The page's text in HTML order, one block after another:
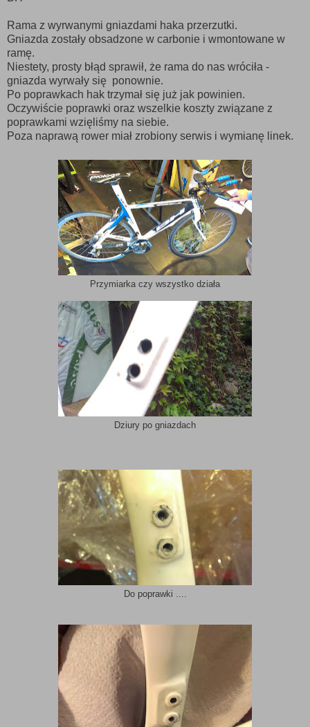
Rama z wyrwanymi gniazdami haka przerzutki.
Gniazda zostały obsadzone w carbonie i wmontowane w
ramę.
Niestety, prosty błąd sprawił, że rama do nas wróciła -
gniazda wyrwały się ponownie.
Po poprawkach hak trzymał się już jak powinien.
Oczywiście poprawki oraz wszelkie koszty związane z
poprawkami wzięliśmy na siebie.
Poza naprawą rower miał zrobiony serwis i wymianę linek.
Przymiarka czy wszystko działa
Dziury po gniazdach
Do poprawki ....